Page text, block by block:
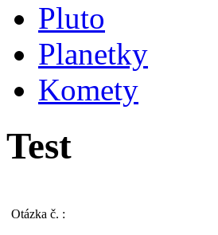
Pluto
Planetky
Komety
Test
Otázka č. :